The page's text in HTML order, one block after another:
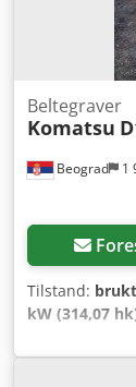
Beograd 1
Beltegraver
Komatsu
Tilstand: brukt
kW (314,07
Uskock